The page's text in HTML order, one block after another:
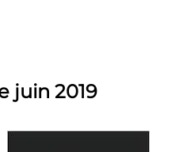
juin 2019